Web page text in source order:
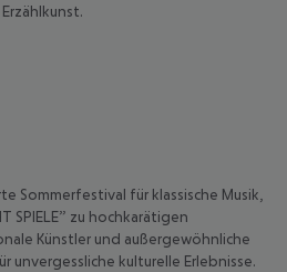
Sommerfestival für klassische Musik,
SPIELE” zu hochkarätigen
Künstler und außergewöhnliche
unvergessliche kulturelle Erlebnisse.